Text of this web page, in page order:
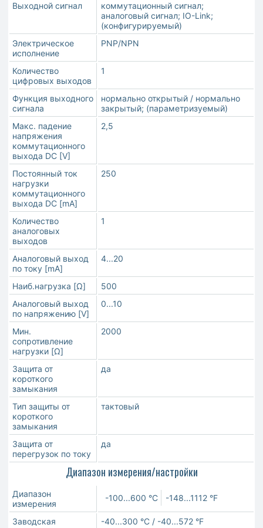
Выходной сигнал
коммутационный сигнал;
аналоговый сигнал; IO-Link;
(конфигурируемый)
Электрическое
исполнение
PNP/NPN
Количество
цифровых выходов
1
Функция выходного
сигнала
нормально открытый / нормально
закрытый; (параметризуемый)
Макс. падение
напряжения
коммутационного
выхода DC [V]
2,5
Постоянный ток
нагрузки
коммутационного
выхода DC [mA]
250
Количество
аналоговых
выходов
1
Аналоговый выход
по току [mA]
4...20
Наиб.нагрузка [Ω]
500
Аналоговый выход
по напряжению [V]
0...10
Мин.
сопротивление
нагрузки [Ω]
2000
Защита от
короткого
замыкания
да
Тип защиты от
короткого
замыкания
тактовый
Защита от
перегрузок по току
да
Диапазон измерения/настройки
Диапазон
измерения
-100...600 °C -148...1112 °F
Заводская
-40...300 °C / -40...572 °F